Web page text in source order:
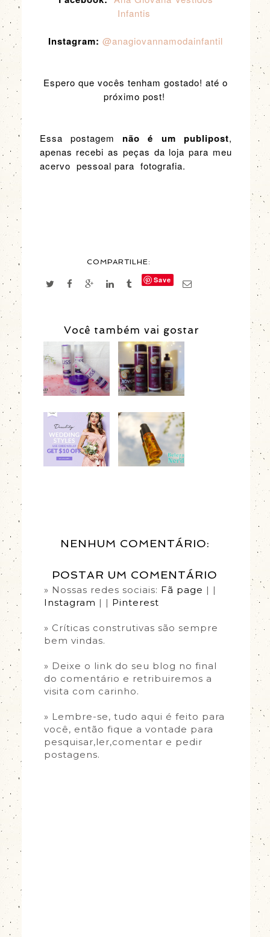
Infantis
Instagram: @anagiovannamodainfantil
Espero que vocês tenham gostado! até o
próximo post!
Essa postagem não é um publipost,
apenas recebi as peças da loja para meu
acervo pessoal para fotografia.
COMPARTILHE:
Save
Você também vai gostar
NENHUM COMENTÁRIO:
POSTAR UM COMENTÁRIO
» Nossas redes sociais: Fã page | |
Instagram | | Pinterest
» Críticas construtivas são sempre
bem vindas.
» Deixe o link do seu blog no final
do comentário e retribuiremos a
visita com carinho.
» Lembre-se, tudo aqui é feito para
você, então fique a vontade para
pesquisar,ler,comentar e pedir
postagens.